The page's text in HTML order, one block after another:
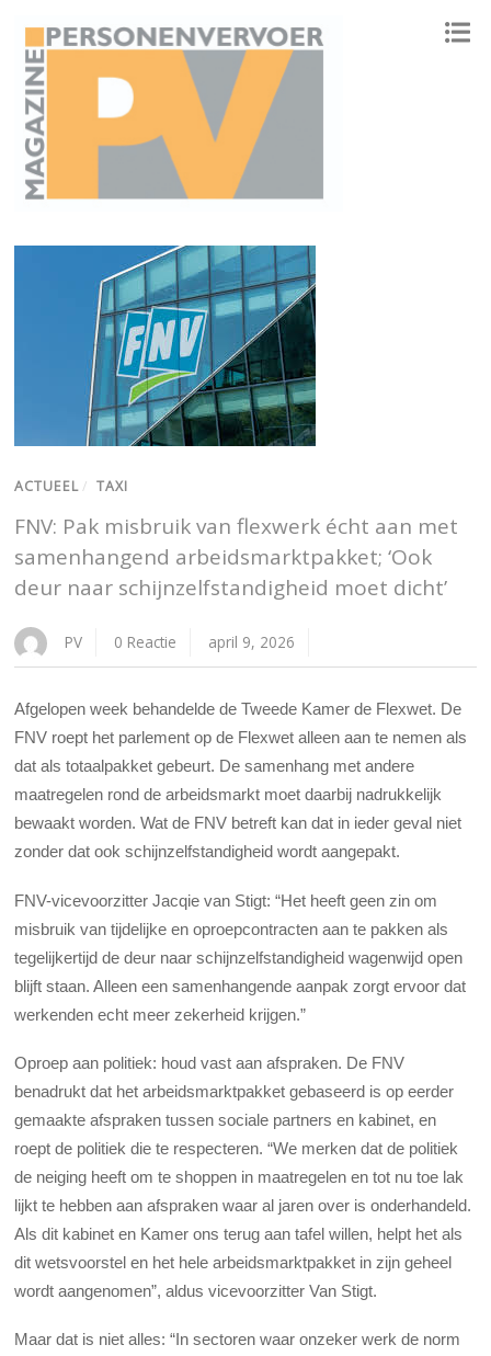
ACTUEEL / TAXI
FNV: Pak misbruik van flexwerk écht aan met
samenhangend arbeidsmarktpakket; ‘Ook
deur naar schijnzelfstandigheid moet dicht’
PV 0 Reactie april 9, 2026
Afgelopen week behandelde de Tweede Kamer de Flexwet. De
FNV roept het parlement op de Flexwet alleen aan te nemen als
dat als totaalpakket gebeurt. De samenhang met andere
maatregelen rond de arbeidsmarkt moet daarbij nadrukkelijk
bewaakt worden. Wat de FNV betreft kan dat in ieder geval niet
zonder dat ook schijnzelfstandigheid wordt aangepakt.
FNV-vicevoorzitter Jacqie van Stigt: “Het heeft geen zin om
misbruik van tijdelijke en oproepcontracten aan te pakken als
tegelijkertijd de deur naar schijnzelfstandigheid wagenwijd open
blijft staan. Alleen een samenhangende aanpak zorgt ervoor dat
werkenden echt meer zekerheid krijgen.”
Oproep aan politiek: houd vast aan afspraken. De FNV
benadrukt dat het arbeidsmarktpakket gebaseerd is op eerder
gemaakte afspraken tussen sociale partners en kabinet, en
roept de politiek die te respecteren. “We merken dat de politiek
de neiging heeft om te shoppen in maatregelen en tot nu toe lak
lijkt te hebben aan afspraken waar al jaren over is onderhandeld.
Als dit kabinet en Kamer ons terug aan tafel willen, helpt het als
dit wetsvoorstel en het hele arbeidsmarktpakket in zijn geheel
wordt aangenomen”, aldus vicevoorzitter Van Stigt.
Maar dat is niet alles: “In sectoren waar onzeker werk de norm